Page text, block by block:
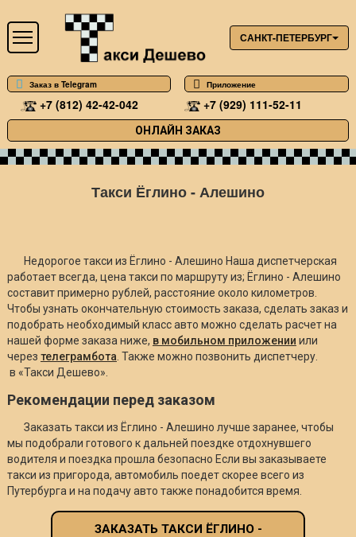
САНКТ-ПЕТЕРБУРГ
Заказ в Telegram Приложение
+7 (812) 42-42-042 +7 (929) 111-52-11
ОНЛАЙН ЗАКАЗ
Такси Ёглино - Алешино
Недорогое такси из Ёглино - Алешино Наша диспетчерская
работает всегда, цена такси по маршруту из; Ёглино - Алешино
составит примерно рублей, расстояние около километров.
Чтобы узнать окончательную стоимость заказа, сделать заказ и
подобрать необходимый класс авто можно сделать расчет на
нашей форме заказа ниже, в мобильном приложении или
через телеграмбота . Также можно позвонить диспетчеру.
в «Такси Дешево».
Рекомендации перед заказом
Заказать такси из Ёглино - Алешино лучше заранее, чтобы
мы подобрали готового к дальней поездке отдохнувшего
водителя и поездка прошла безопасно Если вы заказываете
такси из пригорода, автомобиль поедет скорее всего из
Путербурга и на подачу авто также понадобится время.
ЗАКАЗАТЬ ТАКСИ ЁГЛИНО -